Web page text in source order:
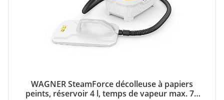
WAGNER SteamForce décolleuse à papiers
peints, réservoir 4 l, temps de vapeur max. 70